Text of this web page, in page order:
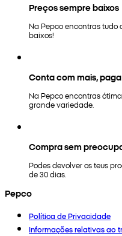
Preços sempre baixos
Na Pepco encontras tudo
baixos!
Conta com mais,
Na Pepco encontras
grande variedade.
Compra sem
Podes devolver os teus
de 30 dias.
Pepco
Política de Privacidade
Informações relativas ao